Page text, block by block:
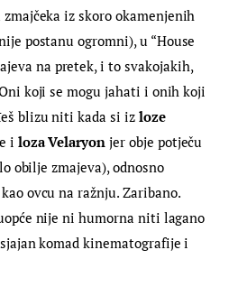
iz skoro okamenjenih
postanu ogromni), u “House
na pretek, i to svakojakih,
koji se mogu jahati i onih koji
blizu niti kada si iz loze
i loza Velaryon jer obje potječu
obilje zmajeva), odnosno
ovcu na ražnju. Zaribano.
nije ni humorna niti lagano
komad kinematografije i